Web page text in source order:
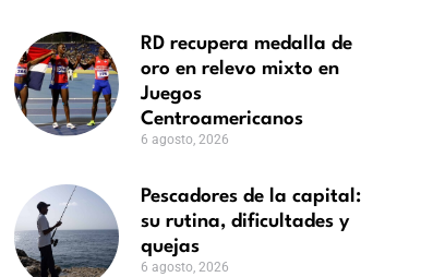
RD recupera medalla de
oro en relevo mixto en
Juegos
Centroamericanos
6 agosto, 2026
Pescadores de la capital:
su rutina, dificultades y
quejas
6 agosto, 2026